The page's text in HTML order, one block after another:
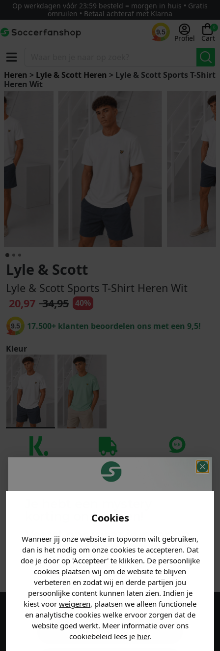
Cookies
Wanneer jij onze website in topvorm wilt gebruiken,
dan is het nodig om onze cookies te accepteren. Dat
doe je door op 'Accepteer' te klikken. De persoonlijke
cookies plaatsen wij om de website te blijven
verbeteren en zodat wij en derde partijen jou
persoonlijke content kunnen laten zien. Indien je
kiest voor weigeren, plaatsen we alleen functionele
en analytische cookies welke ervoor zorgen dat de
website goed werkt. Meer informatie over ons
cookiebeleid lees je hier.
Op werkdagen vóór 23:59 besteld = morgen in huis • Gratis
omruilen • Betaal achteraf met Klarna
9.5
Profiel
0
Cart
Heren > Lyle & Scott Heren > Lyle & Scott Sports T-Shirt
Heren Wit
Lyle & Scott
Lyle & Scott Sports T-Shirt Heren Wit
20,97 34,95 40%
9.5 17.500+ klanten beoordelen ons met een 9,5!
Kleur
Voor 23:59 besteld
is morgen in huis!*
beoordelen ons
MATERIAAL & WASVOORSCHRIFT
ANDERE BESTELDEN OOK
Maak een account aan en ontvang 5%
korting op je eerste bestelling!
korting ontvangen!
Vertel ons waar je naar op
zoek bent en claim direct
jouwkorting.
Heren kleding
Dames kleding